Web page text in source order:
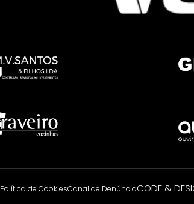
Política de CookiesCanal de DenúnciaCODE &